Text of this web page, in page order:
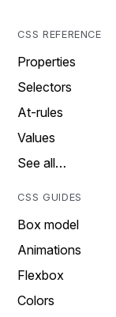
CSS REFERENCE
Properties
Selectors
At-rules
Values
See all…
CSS GUIDES
Box model
Animations
Flexbox
Colors